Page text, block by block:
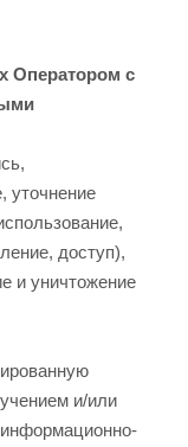
Оператором с
уточнение
доступ),
и уничтожение
и/или